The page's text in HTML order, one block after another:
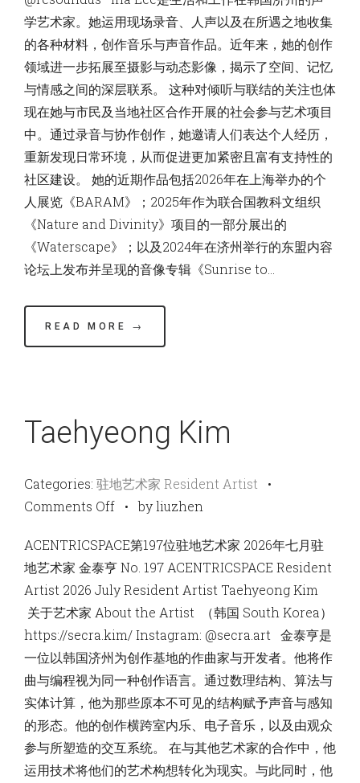
学艺术家。她运用现场录音、人声以及在所遇之地收集
的各种材料，创作音乐与声音作品。近年来，她的创作
领域进一步拓展至摄影与动态影像，揭示了空间、记忆
与情感之间的深层联系。 这种对倾听与联结的关注也体
现在她与市民及当地社区合作开展的社会参与艺术项目
中。通过录音与协作创作，她邀请人们表达个人经历，
重新发现日常环境，从而促进更加紧密且富有支持性的
社区建设。 她的近期作品包括2026年在上海举办的个
人展览《BARAM》；2025年作为联合国教科文组织
《Nature and Divinity》项目的一部分展出的
《Waterscape》；以及2024年在济州举行的东盟内容
论坛上发布并呈现的音像专辑《Sunrise to…
READ MORE →
Taehyeong Kim
Categories: 驻地艺术家 Resident Artist •
Comments Offon
Kim
•by liuzhen
ACENTRICSPACE第197位驻地艺术家 2026年七月驻
地艺术家 金泰亨 No. 197 ACENTRICSPACE Resident
Artist 2026 July Resident Artist Taehyeong Kim
关于艺术家 About the Artist （韩国 South Korea）
https://secra.kim/ Instagram: @secra.art 金泰亨是
一位以韩国济州为创作基地的作曲家与开发者。他将作
曲与编程视为同一种创作语言。通过数理结构、算法与
实体计算，他为那些原本不可见的结构赋予声音与感知
的形态。他的创作横跨室内乐、电子音乐，以及由观众
参与所塑造的交互系统。 在与其他艺术家的合作中，他
运用技术将他们的艺术构想转化为现实。与此同时，他